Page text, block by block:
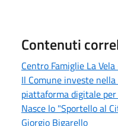
Contenuti
Centro Famiglie La
Il Comune investe
piattaforma digitale
Nasce lo "Sportello al
Giorgio Bigarello